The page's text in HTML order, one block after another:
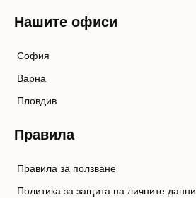
Нашите офиси
София
Варна
Пловдив
Правила
Правила за ползване
Политика за защита на личните данни